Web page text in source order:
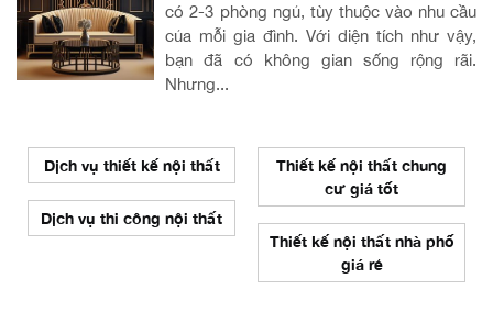
có 2-3 phòng ngủ, tùy thuộc vào nhu cầu
của mỗi gia đình. Với diện tích như vậy,
bạn đã có không gian sống rộng rãi.
Nhưng...
Dịch vụ thiết kế nội thất
Dịch vụ thi công nội thất
Thiết kế nội thất chung
cư giá tốt
Thiết kế nội thất nhà phố
giá rẻ